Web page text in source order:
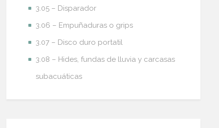
3.05 – Disparador
3.06 – Empuñaduras o grips
3.07 – Disco duro portatil
3.08 – Hides, fundas de lluvia y carcasas
subacuáticas